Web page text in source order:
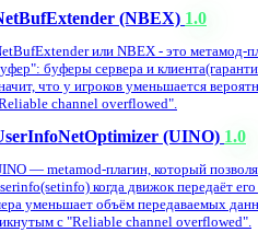
(NBEX) 1.0
или NBEX - это метамод-
буферы сервера и
что у игроков уменьшается
channel overflowed".
(UINO) 1.0
— metamod-плагин, который
когда движок передаёт
уменьшает объём передаваемых
с "Reliable channel overflowed".